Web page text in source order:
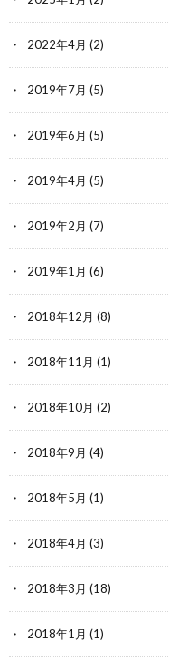
2022年4月 (2)
2019年7月 (5)
2019年6月 (5)
2019年4月 (5)
2019年2月 (7)
2019年1月 (6)
2018年12月 (8)
2018年11月 (1)
2018年10月 (2)
2018年9月 (4)
2018年5月 (1)
2018年4月 (3)
2018年3月 (18)
2018年1月 (1)